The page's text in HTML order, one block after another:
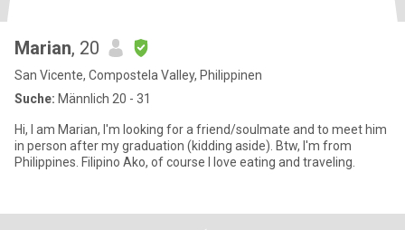
Marian, 20
San Vicente, Compostela Valley, Philippinen
Suche: Männlich 20 - 31
Hi, I am Marian, I'm looking for a friend/soulmate and to meet him
in person after my graduation (kidding aside). Btw, I'm from
Philippines. Filipino Ako, of course I love eating and traveling.